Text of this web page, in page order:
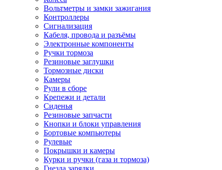
Вольтметры и замки зажигания
Контроллеры
Сигнализация
Кабеля, провода и разъёмы
Электронные компоненты
Ручки тормоза
Резиновые заглушки
Тормозные диски
Камеры
Рули в сборе
Крепежи и детали
Сиденья
Резиновые запчасти
Кнопки и блоки управления
Бортовые компьютеры
Рулевые
Покрышки и камеры
Курки и ручки (газа и тормоза)